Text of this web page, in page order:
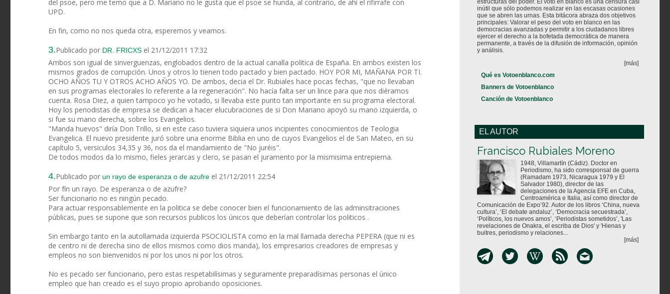
del psoe, pero me temo que a D. Mariano no le gusta que el psoe se hunda, al contrario, de ahí el rifirrafe con
UPD.
En fin, como no nos queda otra, esperemos y veamos.
3.Publicado por DR. FRICXS el 21/12/2011 17:32
Ambos son igual de sinverguenzas, englobados dentro de la actual canalla politica de España. En ambos existen los
mismos grados de corrupción. Unos y otros lo tienen todo pactado y bien pactado. HOY POR MI, MAÑANA POR TI.
OCHO AÑOS TU Y OTROS ACHO AÑOS YO. De ambos, decia el Dr. Rubiales hace pocas fechas, "que no llevaban
en sus programas electorales lo referente a la regeneración". No hacía falta ser un lince para que nos diéramos
cuenta. Rosa Diez, a quien tampoco yo he votado, si llevaba este punto tan importante en su programa electoral.
Hoy los periodistas de empresa se dedican a hacer elucubraciones de si Don Mariano apoyó su mano izquierda, o
si fue su mano derecha, sobre los Evangelios.
"Manda huevos" diría Don Trillo, si en este caso tuviera siquiera unos incipientes conocimientos de Teologia
Evangelica. El nuevo presidente juró sobre una enorme Biblia en uno de cuyos Evangelios el de San Mateo, en su
capítulo 5, versiculos 34,35 y 36, nos da el mandamiento de "No juréis".
De todos modos da lo mismo, fieles jerarcas y clero, se pasan el juramento por la mismisima entrepierna.
4.Publicado por un rayo de esperanza o de azufre el 21/12/2011 22:54
Por fín un rayo. De esperanza o de azufre?
Ser funcionario no es ningún pecado.
Para actuar responsablemente en la politica se debe conocer bien el funcionamiento de las adminsitraciones
públicas, pues se supone que son recursos publicos los únicos que deberían controlar los politicos .
Sin embargo tanto en la autollamada izquierda PSOCIOLISTA como en la mal llamada derecha PEPERA (que ni es
de centro ni de derecha sino de ellos mismos como dios manda), los empresarios creadores de empresas y
empleos no son bienvenidos ni por los unos ni por los otros.
No es pecado ser funcionario, pero estas respetabilísimas y seguramente preparadísimas personas el único
empleo que han creado es el suyo propio aprobando oposiciones.
estructuras del poder. El voto en blanco es una censura casi
inútil que sólo podemos realizar en las escasas ocasiones
que se abren las urnas. Esta bitácora abraza dos objetivos
principales: Valorar el peso del voto en blanco en las
democracias avanzadas y permitir a los ciudadanos libres
ejercer el derecho a la bofetada democrática de manera
permanente, a través de la difusión de información, opinión
y análisis.
[más]
Qué es Votoenblanco.com
Banners de Votoenblanco
Canción de Votoenblanco
EL AUTOR
Francisco Rubiales Moreno
1948, Villamartín (Cádiz). Doctor en
Periodismo, ha sido corresponsal de guerra
(Ramadam 1973, Nicaragua 1979 y El
Salvador 1980), director de las
delegaciones de la Agencia EFE en Cuba,
Centroamérica e Italia, así como director de
Comunicación de Expo’92. Autor de los libros ‘China, nueva
cultura’, ‘El debate andaluz’, ‘Democracia secuestrada’,
‘Políticos, los nuevos amos’, ‘Periodistas sometidos’, 'Las
revelaciones de Onakra, el escriba de Dios' y 'Hienas y
buitres, periodismo y relaciones...
[más]